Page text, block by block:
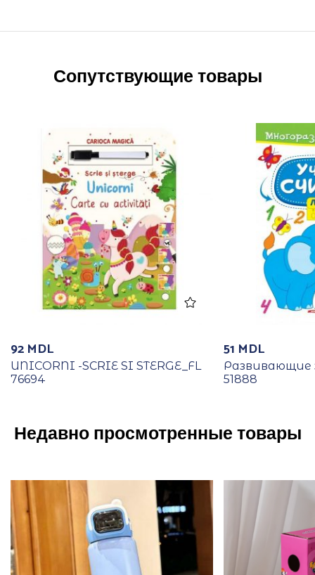
Сопутствующие товары
92 MDL
UNICORNI -SCRIE SI STERGE_FL
76694
51 MDL
Развивающие
51888
Недавно просмотренные товары